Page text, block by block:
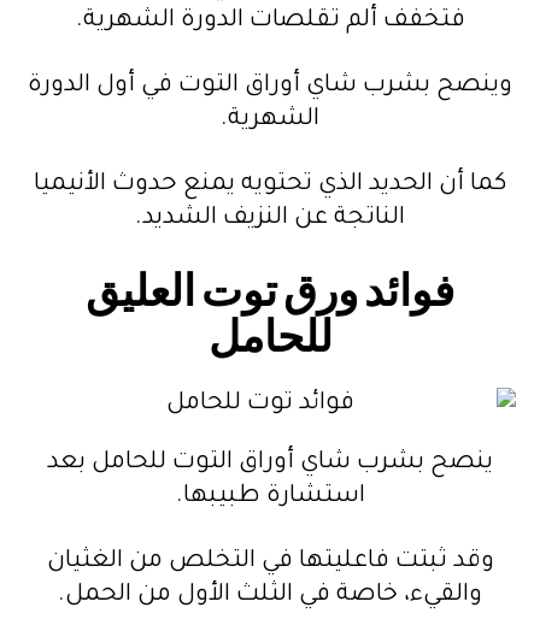
فتخفف ألم تقلصات الدورة الشهرية.
وينصح بشرب شاي أوراق التوت في أول الدورة
الشهرية.
كما أن الحديد الذي تحتويه يمنع حدوث الأنيميا
الناتجة عن النزيف الشديد.
فوائد ورق توت العليق
للحامل
ينصح بشرب شاي أوراق التوت للحامل بعد
استشارة طبيبها.
وقد ثبتت فاعليتها في التخلص من الغثيان
والقيء، خاصة في الثلث الأول من الحمل.